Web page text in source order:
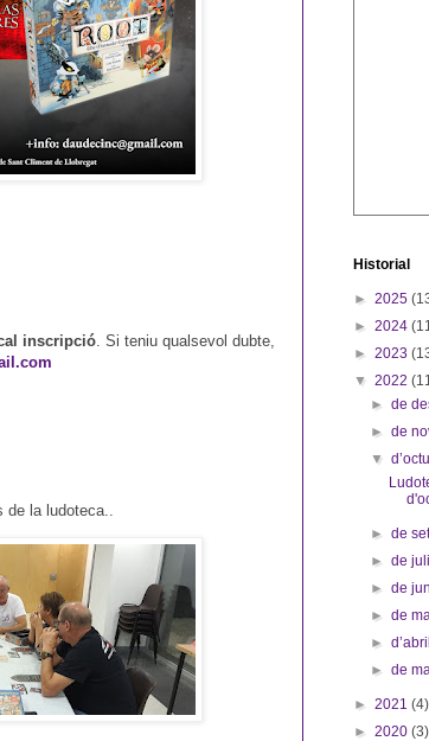
inscripció. Si teniu qualsevol dubte,
de la ludoteca..
Historial
► 2025
► 2024
► 2023
▼ 2022
►de
►de
▼
►de
►de
►de
►de
►
►de
► 2021 (4)
► 2020 (3)